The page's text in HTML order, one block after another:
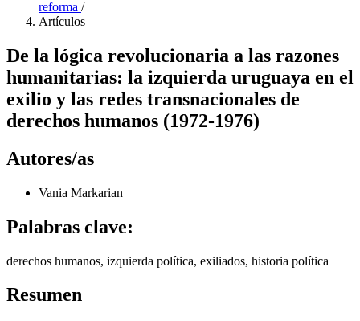
reforma /
Artículos
De la lógica revolucionaria a las razones
humanitarias: la izquierda uruguaya en el
exilio y las redes transnacionales de
derechos humanos (1972-1976)
Autores/as
Vania Markarian
Palabras clave:
derechos humanos, izquierda política, exiliados, historia política
Resumen